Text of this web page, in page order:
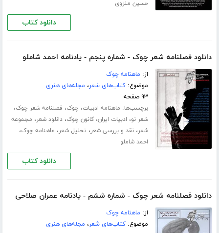
حسین منزوی
دانلود کتاب
دانلود فصلنامه شعر چوک - شماره پنجم - یادنامه احمد شاملو
از: ماهنامه چوک
موضوع:کتاب‌های شعر، مجله‌های هنری
۹۳ صفحه
برچسب‌ها: ماهنامه ادبیات، چوک، فصلنامه شعر چوک،
شعر نو، ادبیات ایران،کانون چوک،دانلود شعر، مجموعه
شعر،نقد و بررسی شعر، تحلیل شعر، ماهنامه چوک،
احمد شاملو
دانلود کتاب
دانلود فصلنامه شعر چوک - شماره ششم - یادنامه عمران صلاحی
از: ماهنامه چوک
موضوع:کتاب‌های شعر، مجله‌های هنری